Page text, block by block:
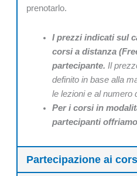
prenotarlo.
I prezzi indicati sul
corsi a distanza
partecipante. Il
definito in base alla
le lezioni e al numero
Per i corsi in
partecipanti
Partecipazione ai